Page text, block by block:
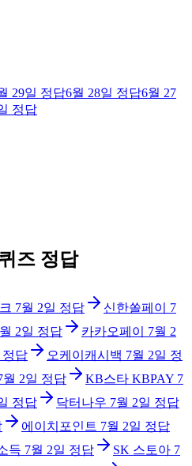
29일 정답6월 28일 정답6월 27
정답
즈 정답
7월 2일 정답 신한쏠페이
7
2일 정답 카카오페이
7월 2
정답 오케이캐시백 7월 2일 정
월 2일 정답 KB스타 KBPAY 7
정답 닥터나우 7월 2일 정답
에이치포인트 7월 2일 정답
득 7월 2일 정답 SK 스토아 7